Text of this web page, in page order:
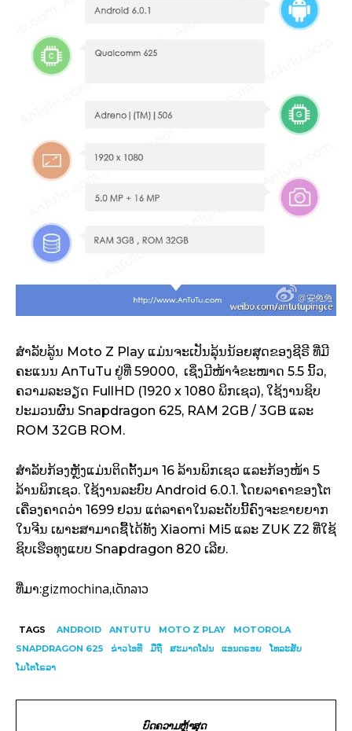
ສຳລັບລູ້ນ Moto Z Play ແມ່ນຈະເປັນລຸ້ນນ້ອຍສຸດຂອງຊີຣີ ທີ່ມີ
ຄະແນນ AnTuTu ຢູ່ທີ່ 59000, ເຊິ່ງມີໜ້າຈໍຂະໜາດ 5.5 ນິ້ວ,
ຄວາມລະອຽດ FullHD (1920 x 1080 ພິກເຊວ), ໃຊ້ງານຊິບ
ປະມວນຜົນ Snapdragon 625, RAM 2GB / 3GB ແລະ
ROM 32GB ROM.
ສຳລັບກ້ອງຫຼັງແມ່ນຕິດຕັ້ງມາ 16 ລ້ານພິກເຊວ ແລະກ້ອງໜ້າ 5
ລ້ານພິກເຊວ. ໃຊ້ງານລະບົບ Android 6.0.1. ໂດຍລາຄາຂອງໂຕ
ເຄື່ອງຄາດວ່າ 1699 ຢວນ ແຕ່ລາຄາໃນລະດັບນີ້ຄົງຈະຂາຍຍາກ
ໃນຈີນ ເພາະສາມາດຊື້ໄດ້ທັງ Xiaomi Mi5 ແລະ ZUK Z2 ທີ່ໃຊ້
ຊິບເຮືອທຸງແບບ Snapdragon 820 ເລີຍ.
ທີ່ມາ:gizmochina,ເດັກລາວ
TAGS ANDROID ANTUTU MOTO Z PLAY
MOTOROLA
SNAPDRAGON 625
ຂ່າວໄອທີ ມືຖື ສະມາດໂຟນ ແອນດຣອຍ
ໂທລະສັບ
ໂມໂຕໂຣລາ
ບົດຄວາມຫຼ້າສຸດ